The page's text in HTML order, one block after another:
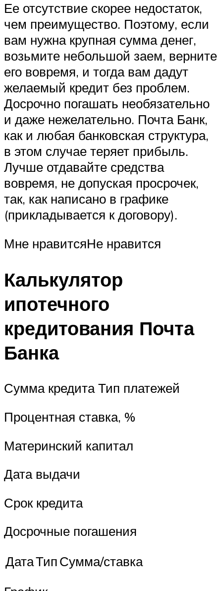
Ее отсутствие скорее недостаток,
чем преимущество. Поэтому, если
вам нужна крупная сумма денег,
возьмите небольшой заем, верните
его вовремя, и тогда вам дадут
желаемый кредит без проблем.
Досрочно погашать необязательно
и даже нежелательно. Почта Банк,
как и любая банковская структура,
в этом случае теряет прибыль.
Лучше отдавайте средства
вовремя, не допуская просрочек,
так, как написано в графике
(прикладывается к договору).
Мне нравитсяНе нравится
Калькулятор
ипотечного
кредитования Почта
Банка
Сумма кредита Тип платежей
Процентная ставка, %
Материнский капитал
Дата выдачи
Срок кредита
Досрочные погашения
ДатаТипСумма/ставка